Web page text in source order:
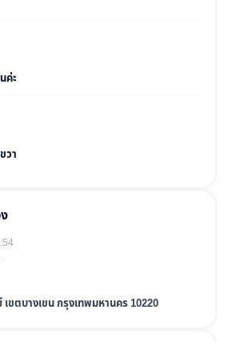
ค่ะ
วา
ขตบางเขน กรุงเทพมหานคร 10220